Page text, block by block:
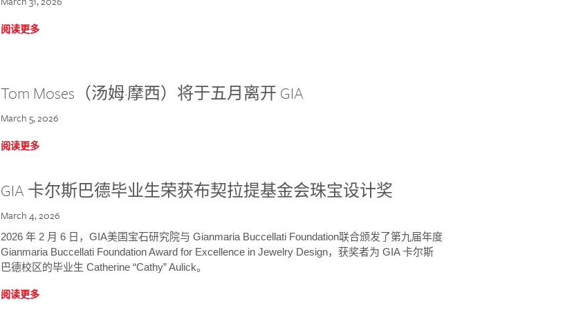
阅读更多
Tom Moses（汤姆·摩西）将于五月离开 GIA
March 5, 2026
阅读更多
GIA 卡尔斯巴德毕业生荣获布契拉提基金会珠宝设计奖
March 4, 2026
2026 年 2 月 6 日，GIA美国宝石研究院与 Gianmaria Buccellati Foundation联合颁发了第九届年度
Gianmaria Buccellati Foundation Award for Excellence in Jewelry Design，获奖者为 GIA 卡尔斯
巴德校区的毕业生 Catherine “Cathy” Aulick。
阅读更多